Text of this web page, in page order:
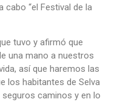
cabo “el Festival de la
tuvo y afirmó que
una mano a nuestros
así que haremos las
los habitantes de Selva
caminos y en lo